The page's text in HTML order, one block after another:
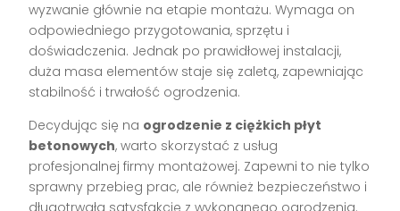
wyzwanie głównie na etapie montażu. Wymaga on
odpowiedniego przygotowania, sprzętu i
doświadczenia. Jednak po prawidłowej instalacji,
duża masa elementów staje się zaletą, zapewniając
stabilność i trwałość ogrodzenia.
Decydując się na ogrodzenie z ciężkich płyt
betonowych, warto skorzystać z usług
profesjonalnej firmy montażowej. Zapewni to nie tylko
sprawny przebieg prac, ale również bezpieczeństwo i